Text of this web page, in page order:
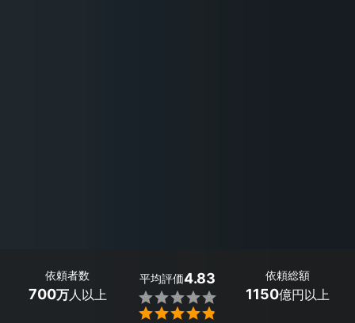
依頼者数
700万人以上
平均評価4.83


依頼総額
1150億円以上